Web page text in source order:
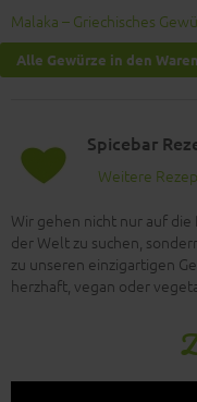
Malaka – Griechisches
Alle Gewürze in den
Spicebar
Weitere
Wir gehen nicht nur auf die
der Welt zu suchen,
zu unseren einzigartigen
herzhaft, vegan oder